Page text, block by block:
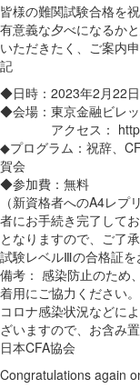
皆様の難関試験合格を
有意義な夕べになるか
いただきたく、ご案内申
記
◆日時：2023年2月22
◆会場：東京金融ビレ
アクセス： https://
◆プログラム：祝辞、
賀会
◆参加費：無料
（新資格者へのA4レ
者にお手続き完了して
となりますので、ご了
試験レベルⅢの合格証を
備考： 感染防止のため
着用にご協力ください。
コロナ感染状況などに
ざいますので、お含み置
日本CFA協会
Congratulations again